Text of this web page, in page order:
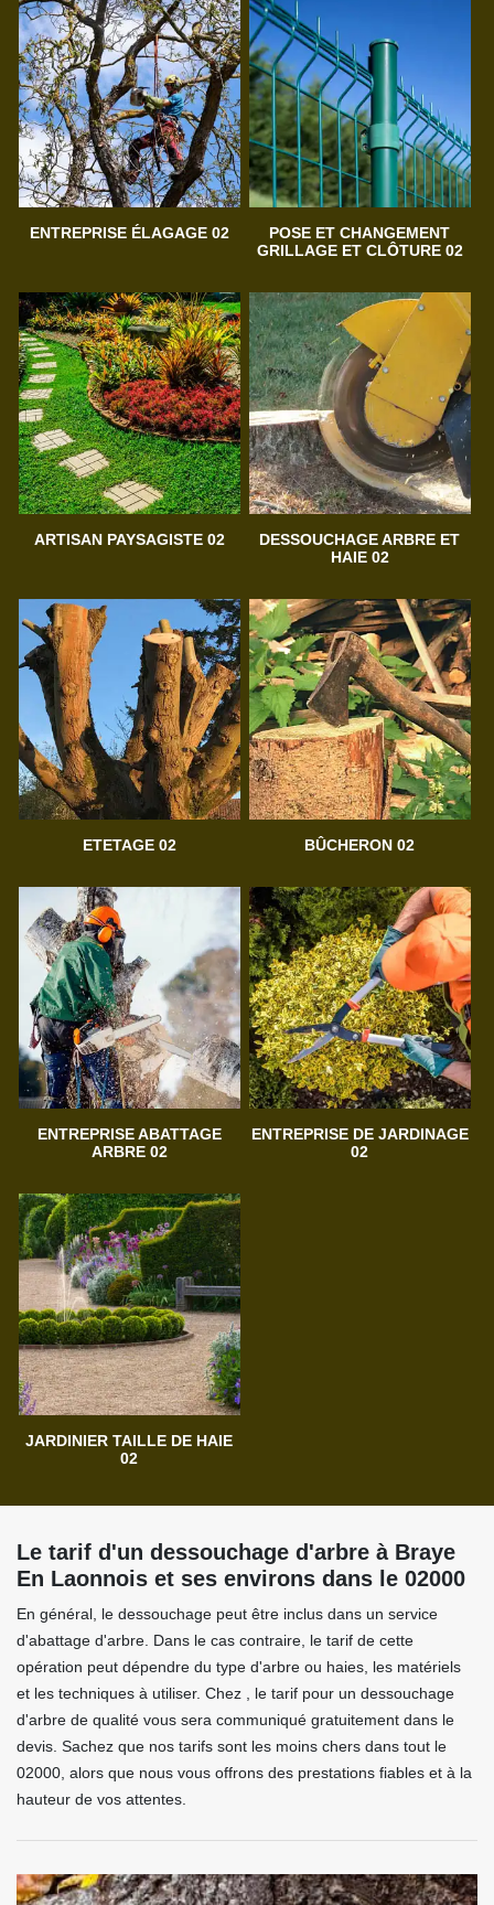
ENTREPRISE ÉLAGAGE 02
POSE ET CHANGEMENT
GRILLAGE ET CLÔTURE 02
ARTISAN PAYSAGISTE 02
DESSOUCHAGE ARBRE ET
HAIE 02
ETETAGE 02 BÛCHERON 02
ENTREPRISE ABATTAGE
ARBRE 02
ENTREPRISE DE JARDINAGE
02
JARDINIER TAILLE DE HAIE
02
Le tarif d'un dessouchage d'arbre à Braye
En Laonnois et ses environs dans le 02000
En général, le dessouchage peut être inclus dans un service
d'abattage d'arbre. Dans le cas contraire, le tarif de cette
opération peut dépendre du type d'arbre ou haies, les matériels
et les techniques à utiliser. Chez , le tarif pour un dessouchage
d'arbre de qualité vous sera communiqué gratuitement dans le
devis. Sachez que nos tarifs sont les moins chers dans tout le
02000, alors que nous vous offrons des prestations fiables et à la
hauteur de vos attentes.